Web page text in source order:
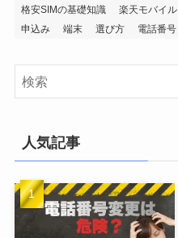
格安SIMの基礎知識
楽天モバイル
申込み
端末 選び方 電話番号
人気記事